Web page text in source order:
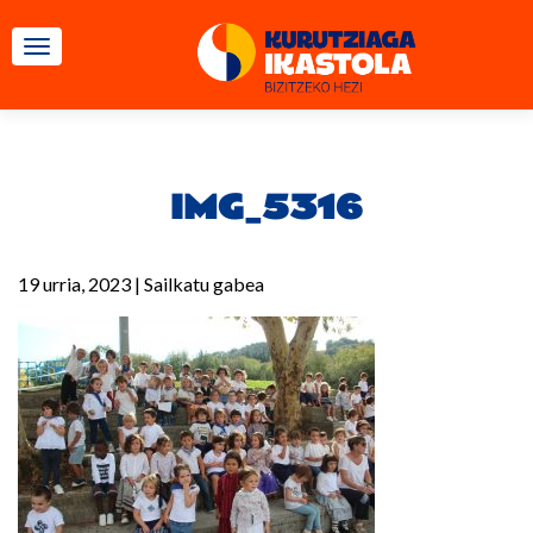
TOGGLE NAVIGATION
IMG_5316
19 urria, 2023 | Sailkatu gabea